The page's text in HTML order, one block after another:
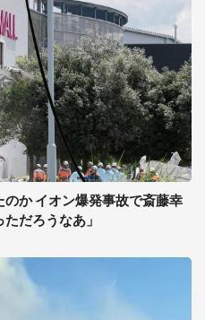
か イオン爆発事故で斎藤幸
だろうなあ」